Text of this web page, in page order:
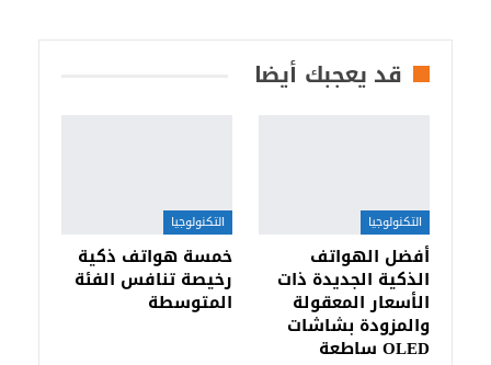
قد يعجبك أيضا
التكنولوجيا
أفضل الهواتف
الذكية الجديدة ذات
الأسعار المعقولة
والمزودة بشاشات
OLED ساطعة
التكنولوجيا
خمسة هواتف ذكية
رخيصة تنافس الفئة
المتوسطة